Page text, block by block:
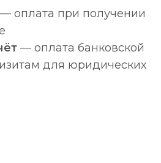
— оплата при получении
— оплата банковской
для юридических